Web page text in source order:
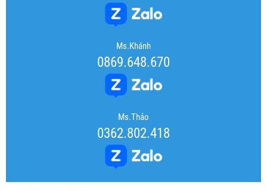
Ms.Khánh
0869.648.670
Ms.Thảo
0362.802.418